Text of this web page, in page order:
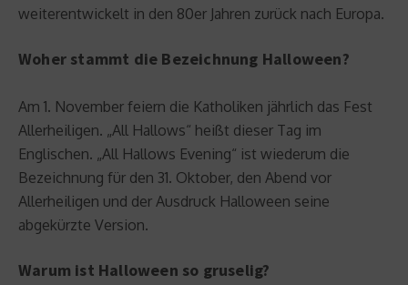
weiterentwickelt in den 80er Jahren zurück nach Europa.
Woher stammt die Bezeichnung Halloween?
Am 1. November feiern die Katholiken jährlich das Fest
Allerheiligen. „All Hallows“ heißt dieser Tag im
Englischen. „All Hallows Evening“ ist wiederum die
Bezeichnung für den 31. Oktober, den Abend vor
Allerheiligen und der Ausdruck Halloween seine
abgekürzte Version.
Warum ist Halloween so gruselig?